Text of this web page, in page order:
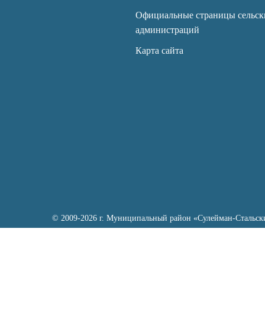
Официальные страницы
администраций
Карта сайта
© 2009-2026 г. Муниципальный район «Сулейман-